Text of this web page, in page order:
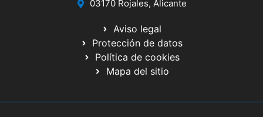
03170 Rojales, Alicante
Aviso legal
Protección de datos
Política de cookies
Mapa del sitio